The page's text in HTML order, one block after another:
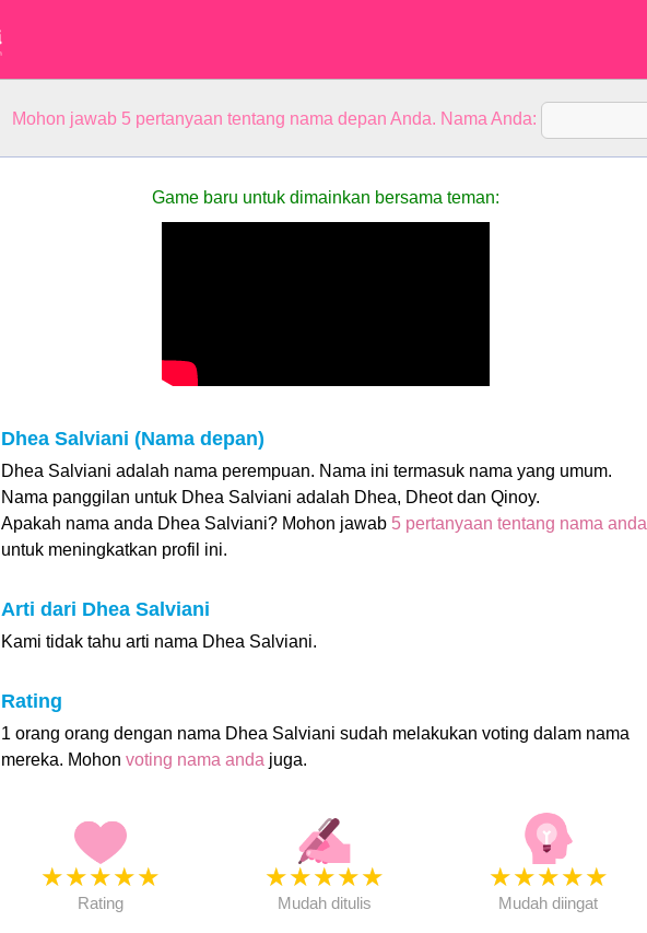
Mohon jawab 5 pertanyaan tentang nama depan Anda. Nama Anda:
Game baru untuk dimainkan bersama teman:
Dhea Salviani (Nama depan)
Dhea Salviani adalah nama perempuan. Nama ini termasuk nama yang umum.
Nama panggilan untuk Dhea Salviani adalah Dhea, Dheot dan Qinoy.
Apakah nama anda Dhea Salviani? Mohon jawab 5 pertanyaan tentang nama anda
untuk meningkatkan profil ini.
Arti dari Dhea Salviani
Kami tidak tahu arti nama Dhea Salviani.
Rating
1 orang orang dengan nama Dhea Salviani sudah melakukan voting dalam nama
mereka. Mohon voting nama anda juga.
★★★★★
Rating
★★★★★
Mudah ditulis
★★★★★
Mudah diingat